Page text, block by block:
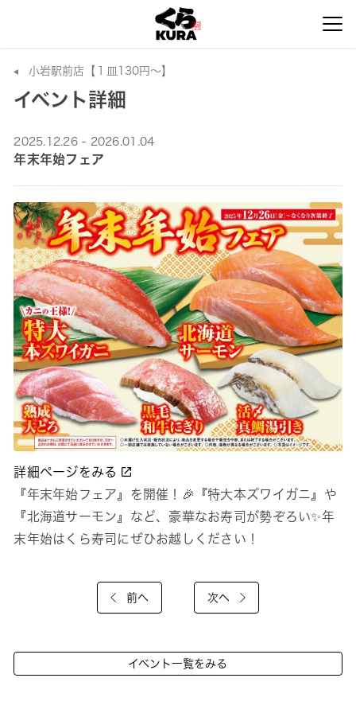
小岩駅前店【１皿130円～】
イベント詳細
2025.12.26 - 2026.01.04
年末年始フェア
詳細ページをみる
『年末年始フェア』を開催！🎉『特大本ズワイガニ』や
『北海道サーモン』など、豪華なお寿司が勢ぞろい✨年
末年始はくら寿司にぜひお越しください！
前へ 次へ
イベント一覧をみる